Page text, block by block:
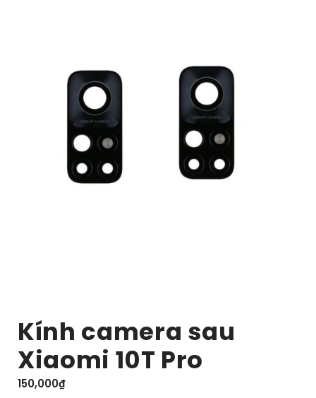
Kính camera sau
Xiaomi 10T Pro
150,000₫